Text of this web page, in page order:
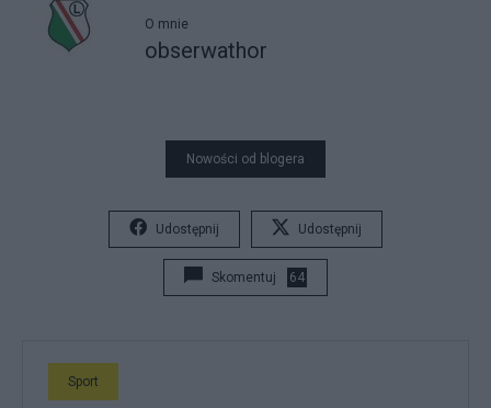
O mnie
obserwathor
Nowości od blogera
Udostępnij Udostępnij
Skomentuj 64
Sport